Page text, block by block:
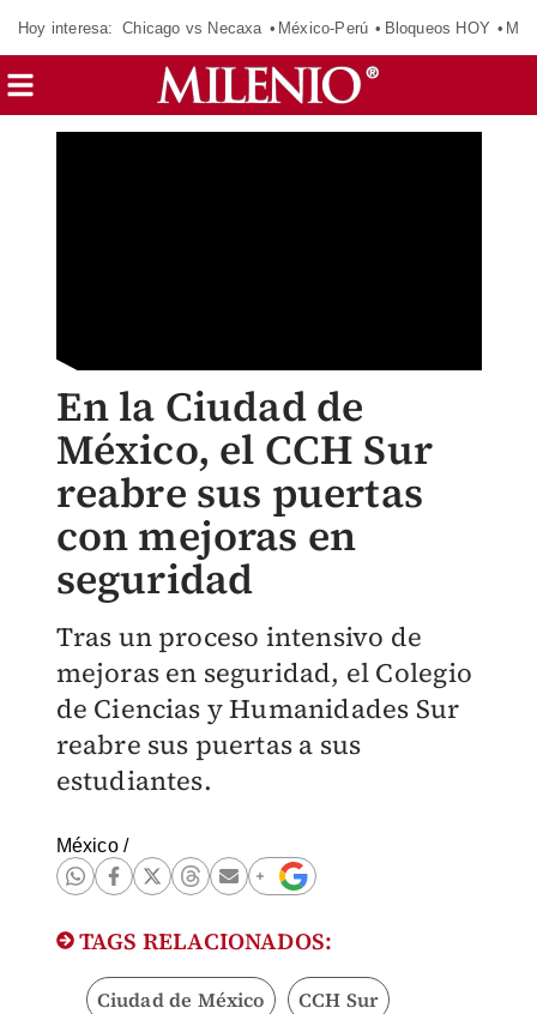
Hoy interesa: Chicago vs Necaxa México-Perú Bloqueos HOY
En la Ciudad de
México, el CCH Sur
reabre sus puertas
con mejoras en
seguridad
Tras un proceso intensivo de
mejoras en seguridad, el Colegio
de Ciencias y Humanidades Sur
reabre sus puertas a sus
estudiantes.
México/
TAGS RELACIONADOS:
Ciudad de México CCH Sur